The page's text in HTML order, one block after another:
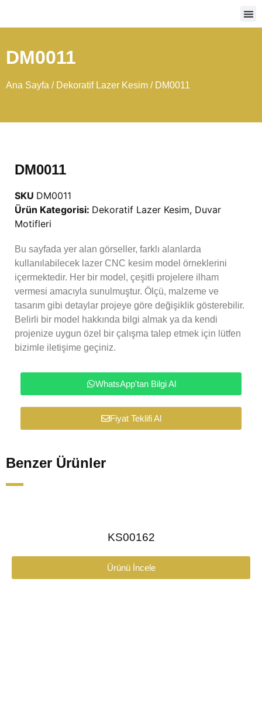
DM0011
Ana Sayfa / Dekoratif Lazer Kesim / DM0011
DM0011
SKU DM0011
Ürün Kategorisi: Dekoratif Lazer Kesim, Duvar
Motifleri
Bu sayfada yer alan görseller, farklı alanlarda
kullanılabilecek lazer CNC kesim model örneklerini
içermektedir. Her bir model, çeşitli projelere ilham
vermesi amacıyla sunulmuştur. Ölçü, malzeme ve
tasarım gibi detaylar projeye göre değişiklik gösterebilir.
Belirli bir model hakkında bilgi almak ya da kendi
projenize uygun özel bir çalışma talep etmek için lütfen
bizimle iletişime geçiniz.
WhatsApp'tan Bilgi Al
Fiyat Teklifi Al
Benzer Ürünler
KS00162
Ürünü İncele